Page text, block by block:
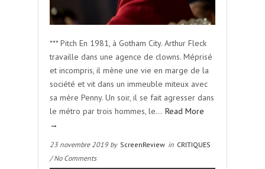
*** Pitch En 1981, à Gotham City. Arthur Fleck
travaille dans une agence de clowns. Méprisé
et incompris, il mène une vie en marge de la
société et vit dans un immeuble miteux avec
sa mère Penny. Un soir, il se fait agresser dans
le métro par trois hommes, le… Read More
→
23 novembre 2019 by ScreenReview in CRITIQUES
/ No Comments